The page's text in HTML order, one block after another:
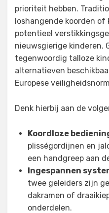
prioriteit hebben.
loshangende koorden
potentieel
nieuwsgierige kinderen.
tegenwoordig talloze
alternatieven
Europese
Denk hierbij aan de
Koordloze
plisségordijnen en
een handgreep aan
Ingespannen
twee geleiders zijn
dakramen of
onderdelen.